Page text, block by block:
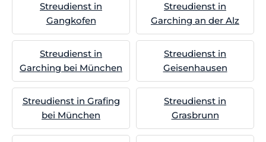
Streudienst in
Gangkofen
Streudienst in
Garching an der Alz
Streudienst in
Garching bei München
Streudienst in
Geisenhausen
Streudienst in Grafing
bei München
Streudienst in
Grasbrunn